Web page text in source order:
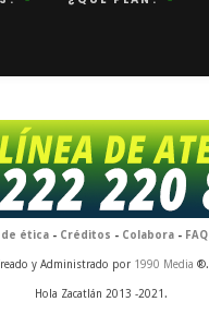
de ética - Créditos - Colabora - FAQ
y Administrado por 1990 Media ®.
Hola Zacatlán 2013 -2021.